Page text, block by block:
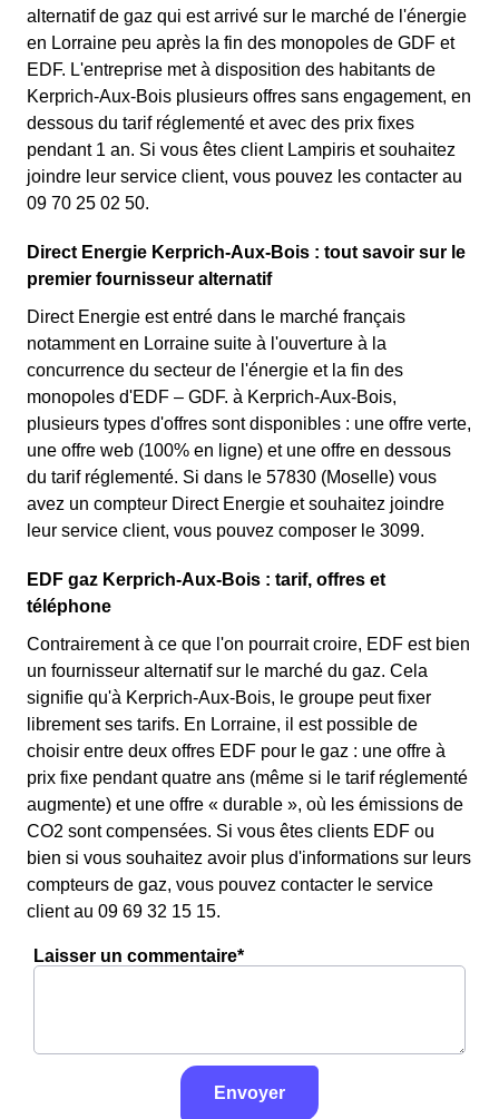
alternatif de gaz qui est arrivé sur le marché de l'énergie
en Lorraine peu après la fin des monopoles de GDF et
EDF. L'entreprise met à disposition des habitants de
Kerprich-Aux-Bois plusieurs offres sans engagement, en
dessous du tarif réglementé et avec des prix fixes
pendant 1 an. Si vous êtes client Lampiris et souhaitez
joindre leur service client, vous pouvez les contacter au
09 70 25 02 50.
Direct Energie Kerprich-Aux-Bois : tout savoir sur le
premier fournisseur alternatif
Direct Energie est entré dans le marché français
notamment en Lorraine suite à l'ouverture à la
concurrence du secteur de l'énergie et la fin des
monopoles d'EDF – GDF. à Kerprich-Aux-Bois,
plusieurs types d'offres sont disponibles : une offre verte,
une offre web (100% en ligne) et une offre en dessous
du tarif réglementé. Si dans le 57830 (Moselle) vous
avez un compteur Direct Energie et souhaitez joindre
leur service client, vous pouvez composer le 3099.
EDF gaz Kerprich-Aux-Bois : tarif, offres et
téléphone
Contrairement à ce que l'on pourrait croire, EDF est bien
un fournisseur alternatif sur le marché du gaz. Cela
signifie qu'à Kerprich-Aux-Bois, le groupe peut fixer
librement ses tarifs. En Lorraine, il est possible de
choisir entre deux offres EDF pour le gaz : une offre à
prix fixe pendant quatre ans (même si le tarif réglementé
augmente) et une offre « durable », où les émissions de
CO2 sont compensées. Si vous êtes clients EDF ou
bien si vous souhaitez avoir plus d'informations sur leurs
compteurs de gaz, vous pouvez contacter le service
client au 09 69 32 15 15.
Laisser un commentaire*
Envoyer